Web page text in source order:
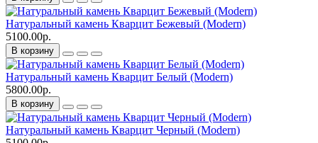
Натуральный камень Кварцит Бежевый (Modern)
5100.00р.
В корзину
Натуральный камень Кварцит Белый (Modern)
5800.00р.
В корзину
Натуральный камень Кварцит Черный (Modern)